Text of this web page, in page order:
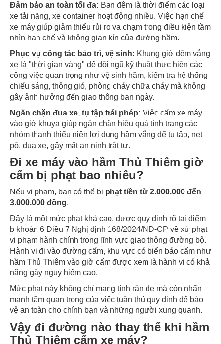
Đảm bảo an toàn tối đa: Ban đêm là thời điểm các loại
xe tải nặng, xe container hoạt động nhiều. Việc hạn chế
xe máy giúp giảm thiểu rủi ro va chạm trong điều kiện tầm
nhìn hạn chế và không gian kín của đường hầm.
Phục vụ công tác bảo trì, vệ sinh: Khung giờ đêm vắng
xe là "thời gian vàng" để đội ngũ kỹ thuật thực hiện các
công việc quan trọng như vệ sinh hầm, kiểm tra hệ thống
chiếu sáng, thông gió, phòng cháy chữa cháy mà không
gây ảnh hưởng đến giao thông ban ngày.
Ngăn chặn đua xe, tụ tập trái phép: Việc cấm xe máy
vào giờ khuya giúp ngăn chặn hiệu quả tình trạng các
nhóm thanh thiếu niên lợi dụng hầm vắng để tụ tập, nẹt
pô, đua xe, gây mất an ninh trật tự.
Đi xe máy vào hầm Thủ Thiêm giờ
cấm bị phạt bao nhiêu?
Nếu vi phạm, bạn có thể bị phạt tiền từ 2.000.000 đến
3.000.000 đồng.
Đây là một mức phạt khá cao, được quy định rõ tại điểm
b khoản 6 Điều 7 Nghị định 168/2024/NĐ-CP về xử phạt
vi phạm hành chính trong lĩnh vực giao thông đường bộ.
Hành vi đi vào đường cấm, khu vực có biển báo cấm như
hầm Thủ Thiêm vào giờ cấm được xem là hành vi có khả
năng gây nguy hiểm cao.
Mức phạt này không chỉ mang tính răn đe mà còn nhấn
mạnh tầm quan trọng của việc tuân thủ quy định để bảo
vệ an toàn cho chính bạn và những người xung quanh.
Vậy đi đường nào thay thế khi hầm
Thủ Thiêm cấm xe máy?